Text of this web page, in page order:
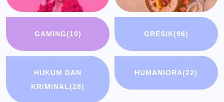
GAMING(10) GRESIK(96)
HUKUM DAN
KRIMINAL(28)
HUMANIORA(22)